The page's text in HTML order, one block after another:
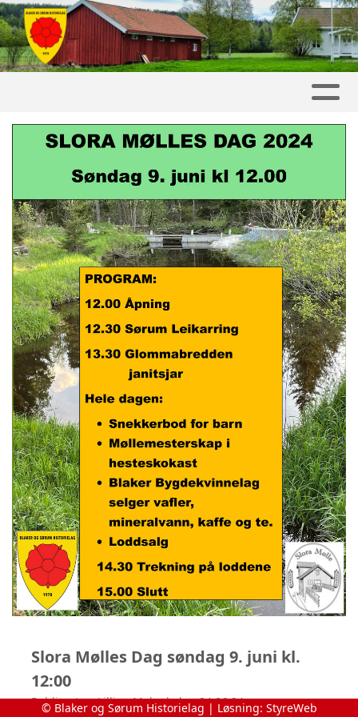
Slora Mølles Dag søndag 9. juni kl.
12:00
Publisert av Lillian Mobæk den 04.06.24.
© Blaker og Sørum Historielag | Løsning: StyreWeb